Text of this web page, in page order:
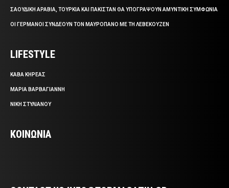
ΣΑΟΥΔΙΚΗ ΑΡΑΒΙΑ, ΤΟΥΡΚΙΑ ΚΑΙ ΠΑΚΙΣΤΑΝ ΘΑ ΥΠΟΓΡΑΨΟΥΝ ΑΜΥΝΤΙΚΗ ΣΥΜΦΩΝΙΑ
ΟΙ ΓΕΡΜΑΝΟΙ ΣΥΝΔΕΟΥΝ ΤΟΝ ΜΑΥΡΟΠΑΝΟ ΜΕ ΤΗ ΛΕΒΕΚΟΥΖΕΝ
LIFESTYLE
ΚΑΒΑ ΚΗΡΕΑΣ
ΜΑΡΙΑ ΒΑΡΒΑΓΙΑΝΝΗ
ΝΙΚΗ ΣΤΥΛΙΑΝΟΥ
ΚΟΙΝΩΝΙΑ